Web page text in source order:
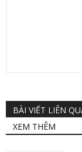
BÀI VIẾT LIÊN
XEM THÊM